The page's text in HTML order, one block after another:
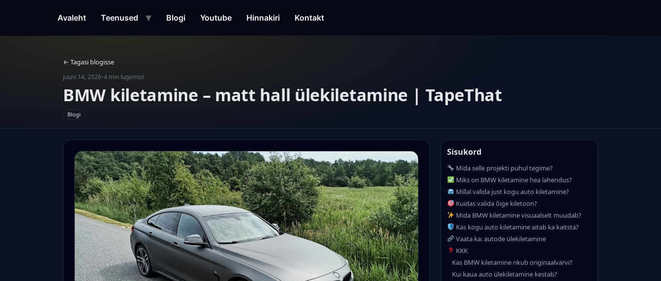
Avaleht Teenused Blogi Youtube Hinnakiri Kontakt
← Tagasi blogisse
juuni 14, 2026•4 min lugemist
BMW kiletamine – matt hall ülekiletamine | TapeThat
Blogi
Sisukord
Mida selle projekti puhul tegime?
Miks on BMW kiletamine hea lahendus?
Millal valida just kogu auto kiletamine?
Kuidas valida õige kiletoon?
Mida BMW kiletamine visuaalselt muudab?
Kas kogu auto kiletamine aitab ka kaitsta?
Vaata ka: autode ülekiletamine
KKK
Kas BMW kiletamine rikub originaalvärvi?
Kui kaua auto ülekiletamine kestab?